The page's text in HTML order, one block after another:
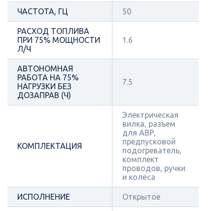
ЧАСТОТА, ГЦ 50
РАСХОД ТОПЛИВА
ПРИ 75% МОЩНОСТИ
Л/Ч
1.6
АВТОНОМНАЯ
РАБОТА НА 75%
НАГРУЗКИ БЕЗ
ДОЗАПРАВ (Ч)
7.5
КОМПЛЕКТАЦИЯ
Электрическая
вилка, разъем
для АВР,
предпусковой
подогреватель,
комплект
проводов, ручки
и колёса
ИСПОЛНЕНИЕ Открытое